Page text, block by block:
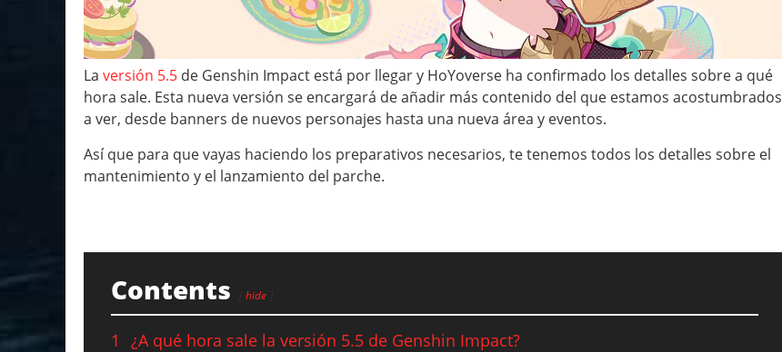
La versión 5.5 de Genshin Impact está por llegar y HoYoverse ha confirmado los detalles sobre a qué
hora sale. Esta nueva versión se encargará de añadir más contenido del que estamos acostumbrados
a ver, desde banners de nuevos personajes hasta una nueva área y eventos.
Así que para que vayas haciendo los preparativos necesarios, te tenemos todos los detalles sobre el
mantenimiento y el lanzamiento del parche.
Contents hide
1
¿A qué hora sale la versión 5.5 de Genshin Impact?